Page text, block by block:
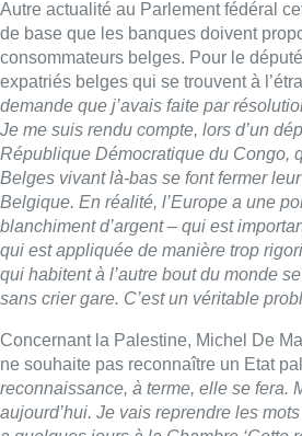
sans crier gare. C’est un véritable
Concernant la Palestine, Michel De
ne souhaite pas reconnaître un Etat
reconnaissance, à terme, elle se fera.
aujourd’hui. Je vais reprendre les
a quelques jours à la Chambre ‘Cette
je cite, aider les populations, faire
puisse stopper la violence et ouvrir une
pour les Palestiniens. Mais aussi
les Palestiniens que pour les pays de
y a la guerre comme vous le savez. Ce
reconnaître l’Etat palestinien dans la
qu’il faut une autorité palestinienne
Hamas, qui est un mouvement
par l’Europe depuis déjà plus de 20
l’interlocuteur crédible pour ce faire.”
Rédaction